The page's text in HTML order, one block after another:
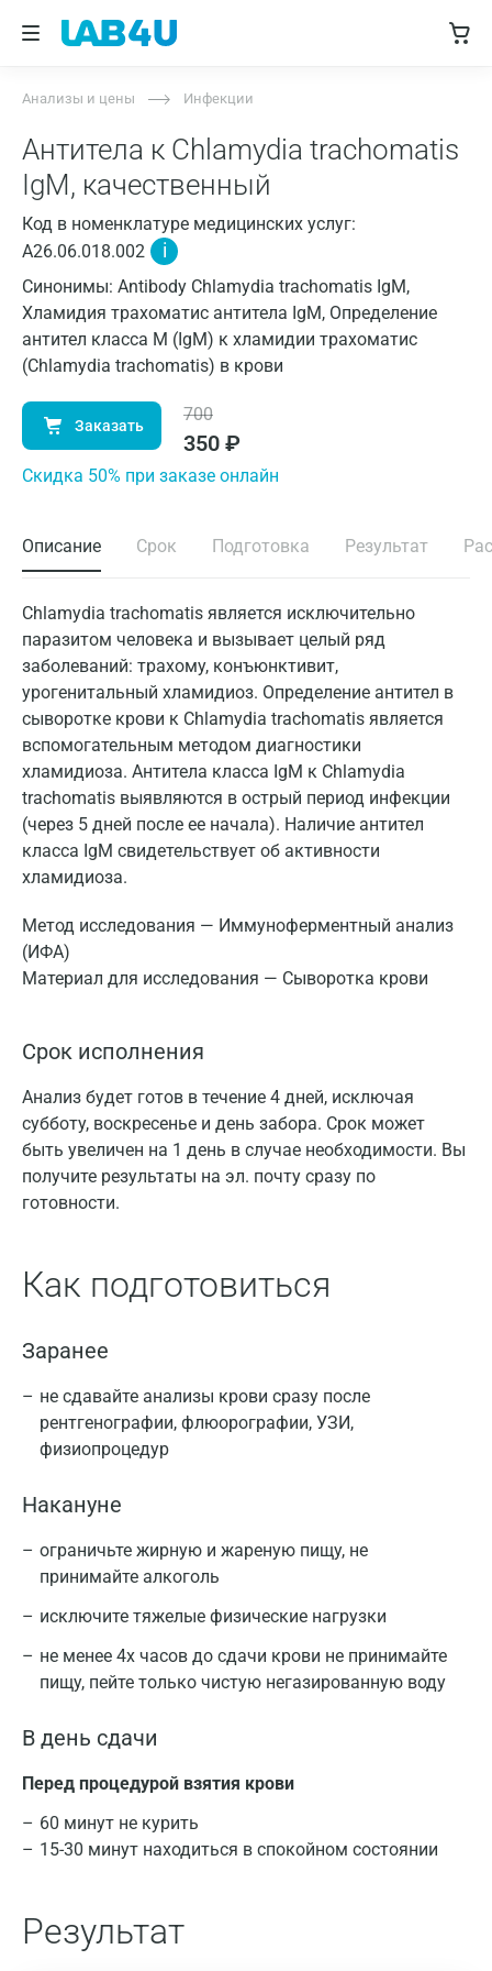
Анализы и цены Инфекции
Антитела к Chlamydia trachomatis
IgM, качественный
Код в номенклатуре медицинских услуг:
A26.06.018.002
i
Синонимы: Antibody Chlamydia trachomatis IgM,
Хламидия трахоматис антитела IgM, Определение
антител класса M (IgM) к хламидии трахоматис
(Chlamydia trachomatis) в крови
Заказать
700
350 ₽
Cкидка 50% при заказе онлайн
Описание Срок Подготовка Результат
Chlamydia trachomatis является исключительно
паразитом человека и вызывает целый ряд
заболеваний: трахому, конъюнктивит,
урогенитальный хламидиоз. Определение антител в
сыворотке крови к Chlamydia trachomatis является
вспомогательным методом диагностики
хламидиоза. Антитела класса IgM к Chlamydia
trachomatis выявляются в острый период инфекции
(через 5 дней после ее начала). Наличие антител
класса IgM свидетельствует об активности
хламидиоза.
Метод исследования — Иммуноферментный анализ
(ИФА)
Материал для исследования — Сыворотка крови
Срок исполнения
Анализ будет готов в течение 4 дней, исключая
субботу, воскресенье и день забора. Срок может
быть увеличен на 1 день в случае необходимости. Вы
получите результаты на эл. почту сразу по
готовности.
Как подготовиться
Заранее
не сдавайте анализы крови сразу после
рентгенографии, флюорографии, УЗИ,
физиопроцедур
Накануне
ограничьте жирную и жареную пищу, не
принимайте алкоголь
исключите тяжелые физические нагрузки
не менее 4х часов до сдачи крови не принимайте
пищу, пейте только чистую негазированную воду
В день сдачи
Перед процедурой взятия крови
60 минут не курить
15-30 минут находиться в спокойном состоянии
Результат